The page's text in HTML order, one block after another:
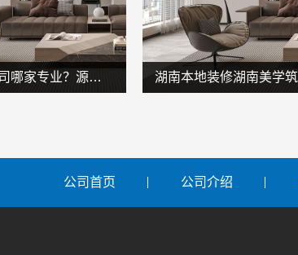
湖南美学筑家公司哪家专业？源头直供
公司首页 公司介绍